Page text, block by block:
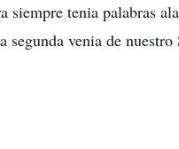
siempre tenia palabras
venia de nuestro